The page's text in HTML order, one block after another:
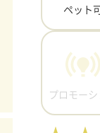
ペット
プロモーシ